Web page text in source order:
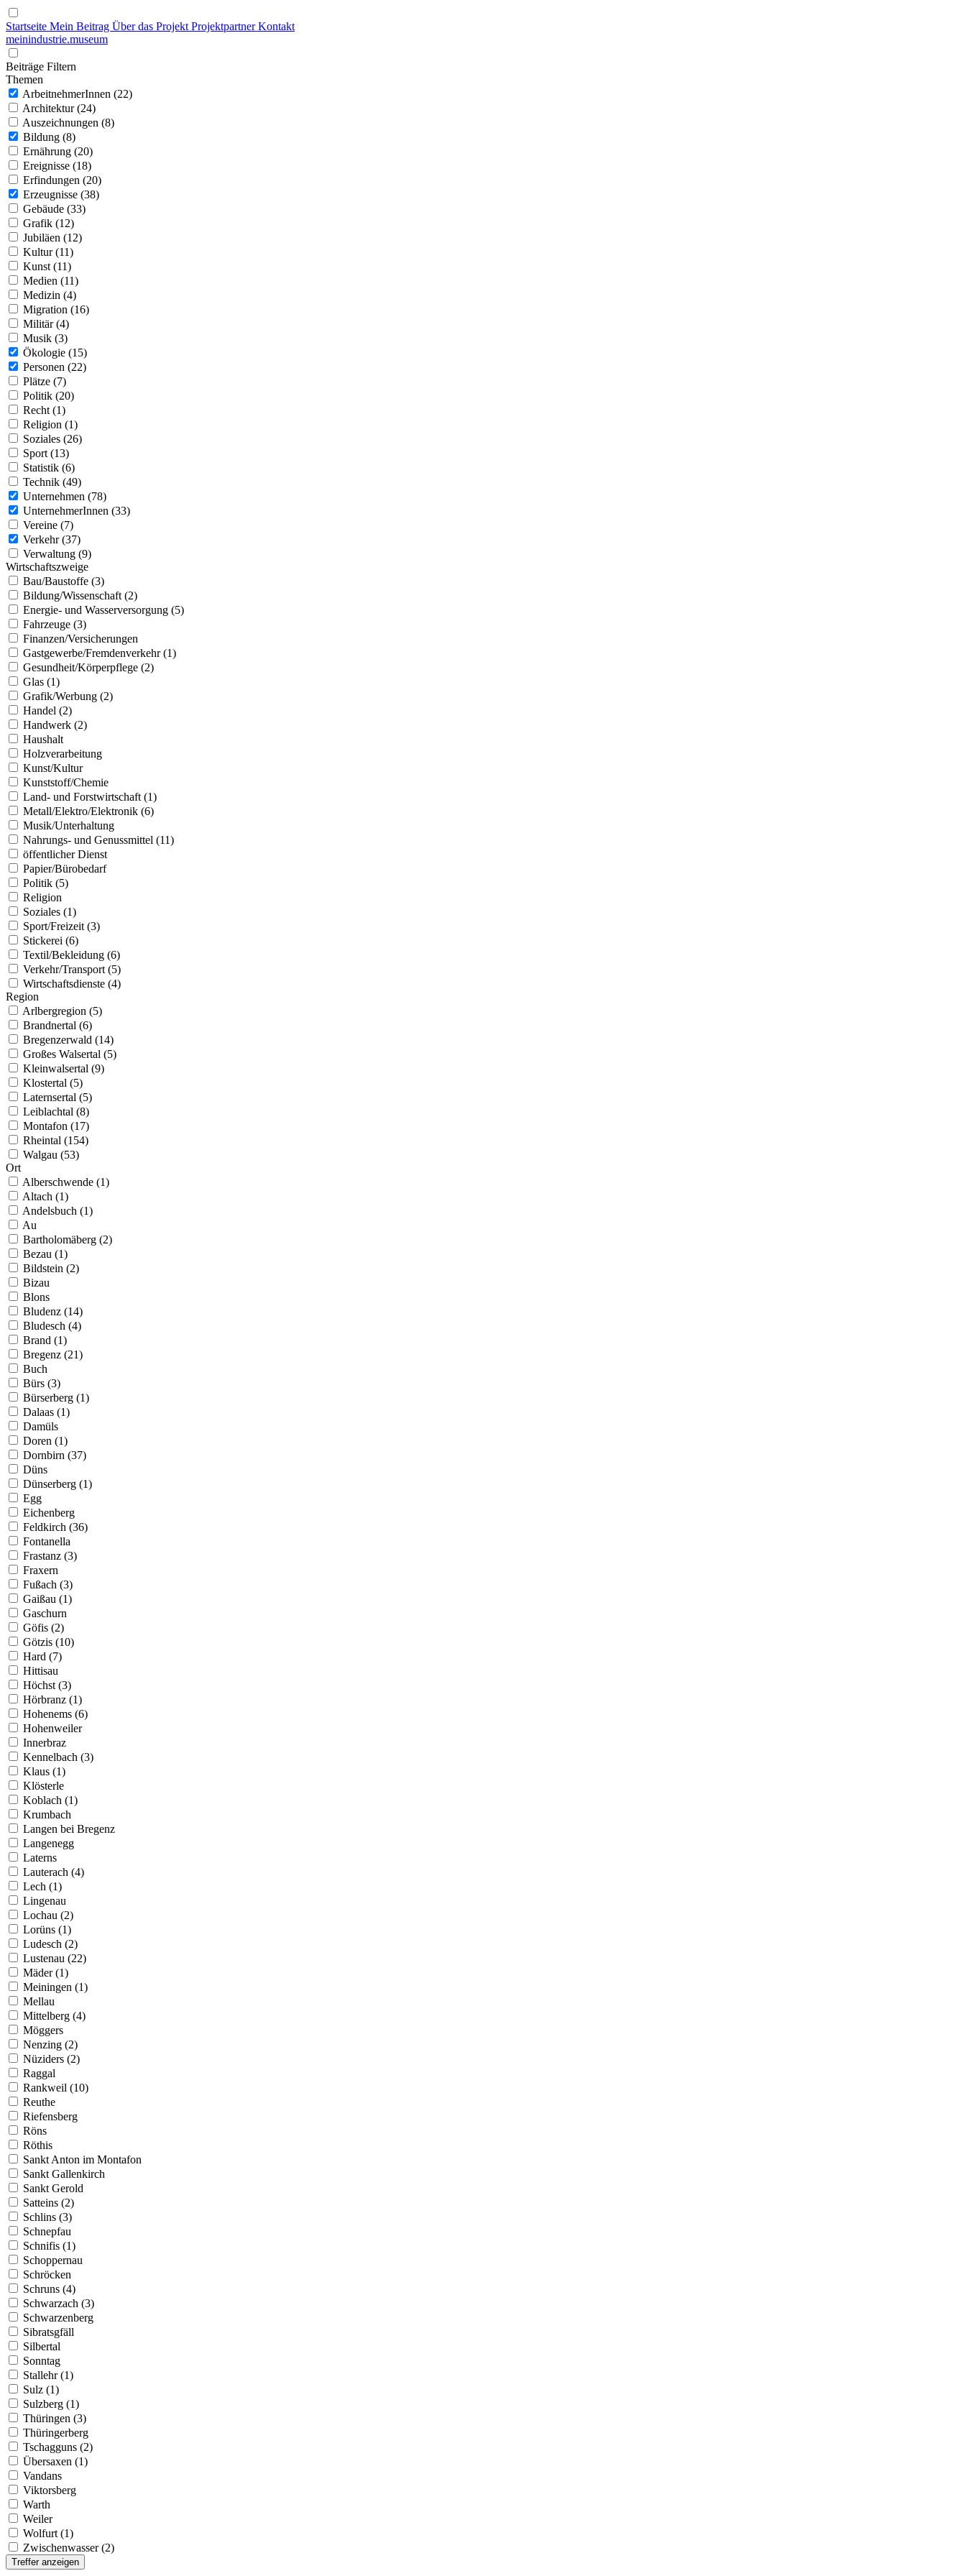
Startseite Mein Beitrag Über das Projekt ProjektpartnerKontakt
meinindustrie.museum
Beiträge Filtern
Themen
ArbeitnehmerInnen (22)
Architektur (24)
Auszeichnungen (8)
Bildung (8)
Ernährung (20)
Ereignisse (18)
Erfindungen (20)
Erzeugnisse (38)
Gebäude (33)
Grafik (12)
Jubiläen (12)
Kultur (11)
Kunst (11)
Medien (11)
Medizin (4)
Migration (16)
Militär (4)
Musik (3)
Ökologie (15)
Personen (22)
Plätze (7)
Politik (20)
Recht (1)
Religion (1)
Soziales (26)
Sport (13)
Statistik (6)
Technik (49)
Unternehmen (78)
UnternehmerInnen (33)
Vereine (7)
Verkehr (37)
Verwaltung (9)
Wirtschaftszweige
Bau/Baustoffe (3)
Bildung/Wissenschaft (2)
Energie- und Wasserversorgung (5)
Fahrzeuge (3)
Finanzen/Versicherungen
Gastgewerbe/Fremdenverkehr (1)
Gesundheit/Körperpflege (2)
Glas (1)
Grafik/Werbung (2)
Handel (2)
Handwerk (2)
Haushalt
Holzverarbeitung
Kunst/Kultur
Kunststoff/Chemie
Land- und Forstwirtschaft (1)
Metall/Elektro/Elektronik (6)
Musik/Unterhaltung
Nahrungs- und Genussmittel (11)
öffentlicher Dienst
Papier/Bürobedarf
Politik (5)
Religion
Soziales (1)
Sport/Freizeit (3)
Stickerei (6)
Textil/Bekleidung (6)
Verkehr/Transport (5)
Wirtschaftsdienste (4)
Region
Arlbergregion (5)
Brandnertal (6)
Bregenzerwald (14)
Großes Walsertal (5)
Kleinwalsertal (9)
Klostertal (5)
Laternsertal (5)
Leiblachtal (8)
Montafon (17)
Rheintal (154)
Walgau (53)
Ort
Alberschwende (1)
Altach (1)
Andelsbuch (1)
Au
Bartholomäberg (2)
Bezau (1)
Bildstein (2)
Bizau
Blons
Bludenz (14)
Bludesch (4)
Brand (1)
Bregenz (21)
Buch
Bürs (3)
Bürserberg (1)
Dalaas (1)
Damüls
Doren (1)
Dornbirn (37)
Düns
Dünserberg (1)
Egg
Eichenberg
Feldkirch (36)
Fontanella
Frastanz (3)
Fraxern
Fußach (3)
Gaißau (1)
Gaschurn
Göfis (2)
Götzis (10)
Hard (7)
Hittisau
Höchst (3)
Hörbranz (1)
Hohenems (6)
Hohenweiler
Innerbraz
Kennelbach (3)
Klaus (1)
Klösterle
Koblach (1)
Krumbach
Langen bei Bregenz
Langenegg
Laterns
Lauterach (4)
Lech (1)
Lingenau
Lochau (2)
Lorüns (1)
Ludesch (2)
Lustenau (22)
Mäder (1)
Meiningen (1)
Mellau
Mittelberg (4)
Möggers
Nenzing (2)
Nüziders (2)
Raggal
Rankweil (10)
Reuthe
Riefensberg
Röns
Röthis
Sankt Anton im Montafon
Sankt Gallenkirch
Sankt Gerold
Satteins (2)
Schlins (3)
Schnepfau
Schnifis (1)
Schoppernau
Schröcken
Schruns (4)
Schwarzach (3)
Schwarzenberg
Sibratsgfäll
Silbertal
Sonntag
Stallehr (1)
Sulz (1)
Sulzberg (1)
Thüringen (3)
Thüringerberg
Tschagguns (2)
Übersaxen (1)
Vandans
Viktorsberg
Warth
Weiler
Wolfurt (1)
Zwischenwasser (2)
Treffer anzeigen